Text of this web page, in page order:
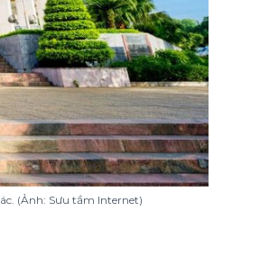
. (Ảnh: Sưu tầm Internet)